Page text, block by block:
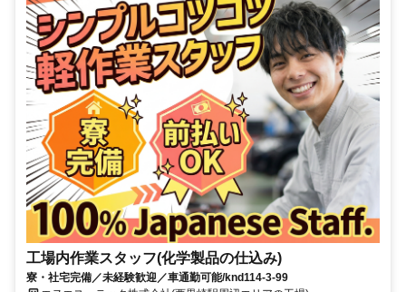
工場内作業スタッフ(化学製品の仕込み)
寮・社宅完備／未経験歓迎／車通勤可能/knd114-3-99